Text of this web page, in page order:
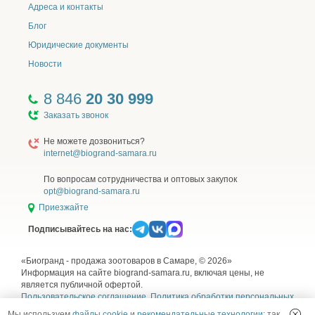
Клетчатка
Влажность
менее
менее
Кальций, не менее 0,1 г
Адреса и контакты
Блог
Юридические документы
Новости
8 846 20 30 999
Заказать звонок
Не можете дозвониться?
internet@biogrand-samara.ru
По вопросам сотрудничества и оптовых закупок
opt@biogrand-samara.ru
Приезжайте
Подписывайтесь на нас:
«Биогранд - продажа зоотоваров в Самаре, © 2026»
Информация на сайте biogrand-samara.ru, включая цены, не
является публичной офертой.
Пользовательское соглашение,Политика обработки персональных
Согласие на обработку персональных данных